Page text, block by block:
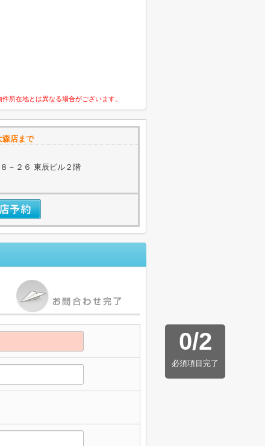
所在地とは異なる場合がございます。
店まで
－２６ 東辰ビル２階
0/2
必須項目完了